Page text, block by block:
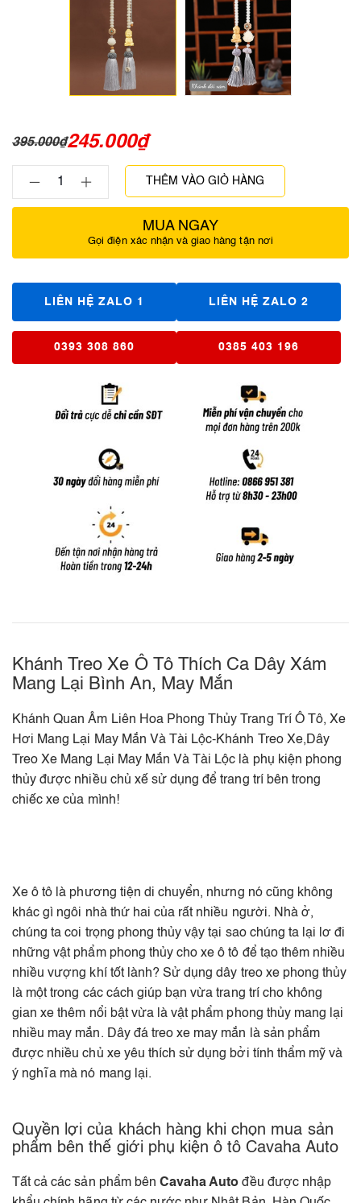
395.000₫245.000₫
THÊM VÀO GIỎ HÀNG
MUA NGAY
Gọi điện xác nhận và giao hàng tận nơi
LIÊN HỆ ZALO 1 LIÊN HỆ ZALO 2
0393 308 860 0385 403 196
Khánh Treo Xe Ô Tô Thích Ca Dây Xám
Mang Lại Bình An, May Mắn
Khánh Quan Âm Liên Hoa Phong Thủy Trang Trí Ô Tô, Xe
Hơi Mang Lại May Mắn Và Tài Lộc-Khánh Treo Xe,Dây
Treo Xe Mang Lại May Mắn Và Tài Lộc là phụ kiện phong
thủy được nhiều chủ xế sử dụng để trang trí bên trong
chiếc xe của mình!
Xe ô tô là phương tiện di chuyển, nhưng nó cũng không
khác gì ngôi nhà thứ hai của rất nhiều người. Nhà ở,
chúng ta coi trọng phong thủy vậy tại sao chúng ta lại lơ đi
những vật phẩm phong thủy cho xe ô tô để tạo thêm nhiều
nhiều vượng khí tốt lành? Sử dụng dây treo xe phong thủy
là một trong các cách giúp bạn vừa trang trí cho không
gian xe thêm nổi bật vừa là vật phẩm phong thủy mang lại
nhiều may mắn. Dây đá treo xe may mắn là sản phẩm
được nhiều chủ xe yêu thích sử dụng bởi tính thẩm mỹ và
ý nghĩa mà nó mang lại.
Quyền lợi của khách hàng khi chọn mua sản
phẩm bên thế giới phụ kiện ô tô Cavaha Auto
Tất cả các sản phẩm bên Cavaha Auto đều được nhập